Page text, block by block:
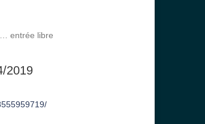
entrée libre
2019